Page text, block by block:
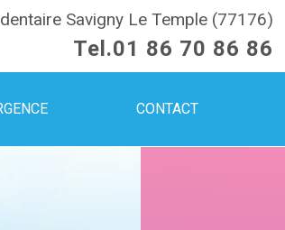
Savigny Le Temple (77176)
Tel.01 86 70 86 86
CONTACT